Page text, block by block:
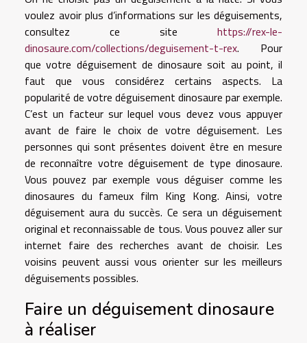
voulez avoir plus d’informations sur les déguisements,
consultez ce site https://rex-le-
dinosaure.com/collections/deguisement-t-rex. Pour
que votre déguisement de dinosaure soit au point, il
faut que vous considérez certains aspects. La
popularité de votre déguisement dinosaure par exemple.
C’est un facteur sur lequel vous devez vous appuyer
avant de faire le choix de votre déguisement. Les
personnes qui sont présentes doivent être en mesure
de reconnaître votre déguisement de type dinosaure.
Vous pouvez par exemple vous déguiser comme les
dinosaures du fameux film King Kong. Ainsi, votre
déguisement aura du succès. Ce sera un déguisement
original et reconnaissable de tous. Vous pouvez aller sur
internet faire des recherches avant de choisir. Les
voisins peuvent aussi vous orienter sur les meilleurs
déguisements possibles.
Faire un déguisement dinosaure
à réaliser